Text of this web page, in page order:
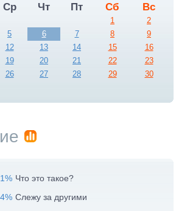
Ср Чт Пт Сб Вс
1
2
5 6 7 8
9
12 13 14 15
16
19 20 21 22
23
26 27 28 29
30
Что это такое?
Слежу за другими